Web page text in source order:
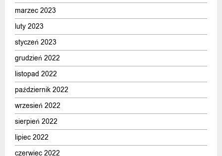
marzec 2023
luty 2023
styczeń 2023
grudzień 2022
listopad 2022
październik 2022
wrzesień 2022
sierpień 2022
lipiec 2022
czerwiec 2022